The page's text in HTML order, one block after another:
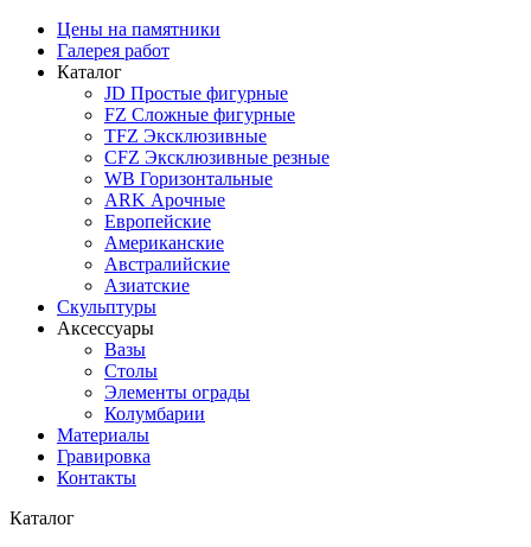
Цены на памятники
Галерея работ
Каталог
JD Простые фигурные
FZ Сложные фигурные
TFZ Эксклюзивные
CFZ Эксклюзивные резные
WB Горизонтальные
ARK Арочные
Европейские
Американские
Австралийские
Азиатские
Скульптуры
Аксессуары
Вазы
Столы
Элементы ограды
Колумбарии
Материалы
Гравировка
Контакты
Каталог